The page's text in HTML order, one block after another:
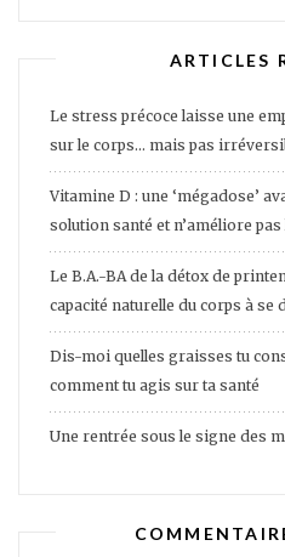
ARTICLES
Le stress précoce laisse une
sur le corps… mais pas
Vitamine D : une ‘mégadose’
solution santé et n’améliore
Le B.A.-BA de la détox de
capacité naturelle du corps à se
Dis-moi quelles graisses tu
comment tu agis sur ta santé
Une rentrée sous le signe des